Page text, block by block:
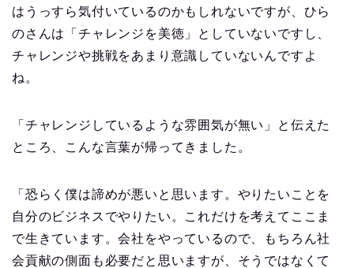
はうっすら気付いているのかもしれないですが、ひら
のさんは「チャレンジを美徳」としていないですし、
チャレンジや挑戦をあまり意識していないんですよ
ね。
「チャレンジしているような雰囲気が無い」と伝えた
ところ、こんな言葉が帰ってきました。
「恐らく僕は諦めが悪いと思います。やりたいことを
自分のビジネスでやりたい。これだけを考えてここま
で生きています。会社をやっているので、もちろん社
会貢献の側面も必要だと思いますが、そうではなくて